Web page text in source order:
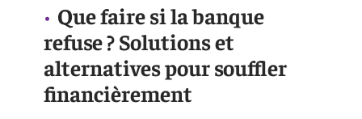
Que faire si la banque
refuse ? Solutions et
alternatives pour souffler
financièrement